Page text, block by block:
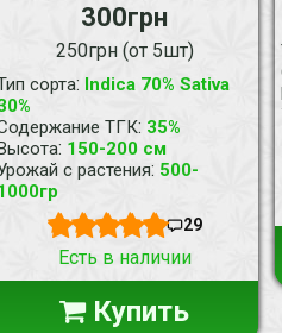
300грн
250грн (от 5шт)
сорта: Indica 70% Sativa
ТГК: 35%
: 150-200 см
с растения: 500-
29
Есть в наличии
Купить